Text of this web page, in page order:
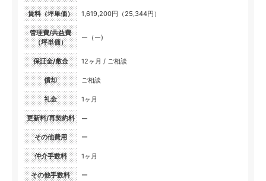
賃料（坪単価） 1,619,200円（25,344円）
管理費/共益費
（坪単価）
ー（ー)
保証金/敷金 12ヶ月 / ご相談
償却 ご相談
礼金 1ヶ月
更新料/再契約料 ー
その他費用 ー
仲介手数料 1ヶ月
その他手数料 ー